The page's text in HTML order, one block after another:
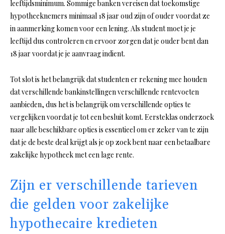
leeftijdsminimum. Sommige banken vereisen dat toekomstige
hypotheeknemers minimaal 18 jaar oud zijn of ouder voordat ze
in aanmerking komen voor een lening. Als student moet je je
leeftijd dus controleren en ervoor zorgen dat je ouder bent dan
18 jaar voordat je je aanvraag indient.
Tot slot is het belangrijk dat studenten er rekening mee houden
dat verschillende bankinstellingen verschillende rentevoeten
aanbieden, dus het is belangrijk om verschillende opties te
vergelijken voordat je tot een besluit komt. Eersteklas onderzoek
naar alle beschikbare opties is essentieel om er zeker van te zijn
dat je de beste deal krijgt als je op zoek bent naar een betaalbare
zakelijke hypotheek met een lage rente.
Zijn er verschillende tarieven
die gelden voor zakelijke
hypothecaire kredieten